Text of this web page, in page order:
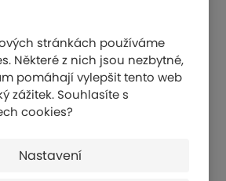
stránkách používáme
Některé z nich jsou nezbytné,
pomáhají vylepšit tento web
zážitek. Souhlasíte s
cookies?
Nastavení
Zvonkové míče